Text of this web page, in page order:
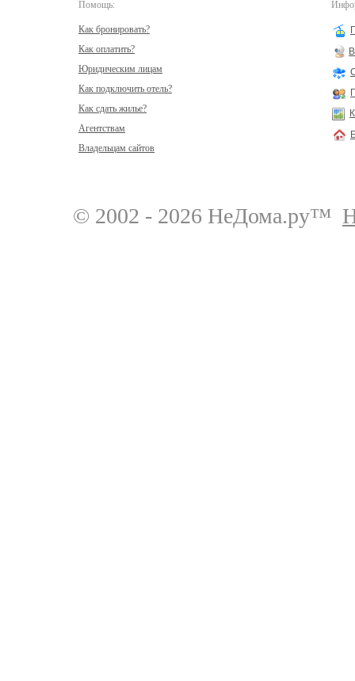
Помощь:
Как бронировать?
Как оплатить?
Юридическим лицам
Как подключить отель?
Как сдать жилье?
Агентствам
Владельцам сайтов
© 2002 - 2026 НеДома.ру™